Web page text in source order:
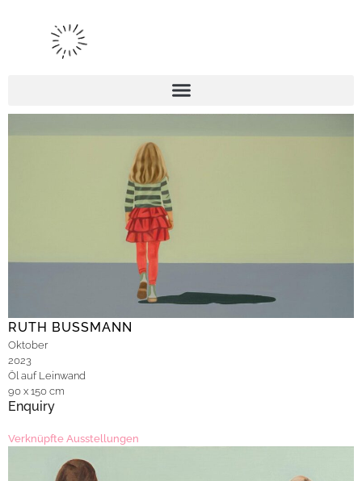
RUTH BUSSMANN
Oktober
2023
Öl auf Leinwand
90 x 150 cm
Enquiry
Verknüpfte Ausstellungen